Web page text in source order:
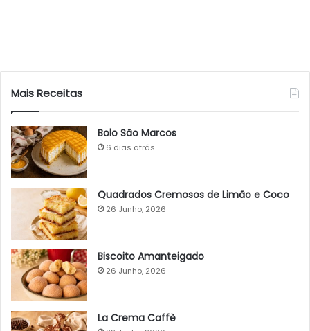
Mais Receitas
Bolo São Marcos
6 dias atrás
Quadrados Cremosos de Limão e Coco
26 Junho, 2026
Biscoito Amanteigado
26 Junho, 2026
La Crema Caffè